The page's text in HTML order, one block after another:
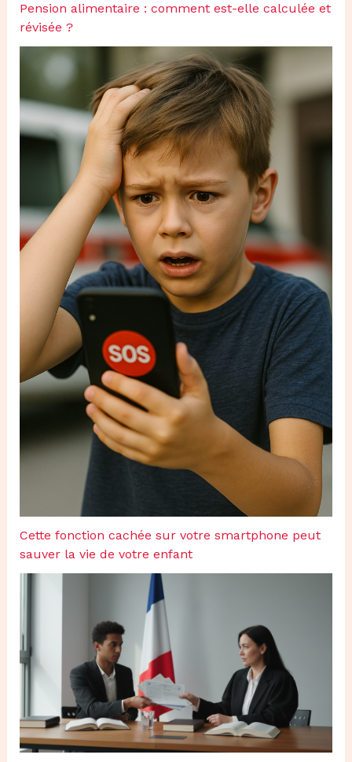
Pension alimentaire : comment est-elle calculée et
révisée ?
Cette fonction cachée sur votre smartphone peut
sauver la vie de votre enfant